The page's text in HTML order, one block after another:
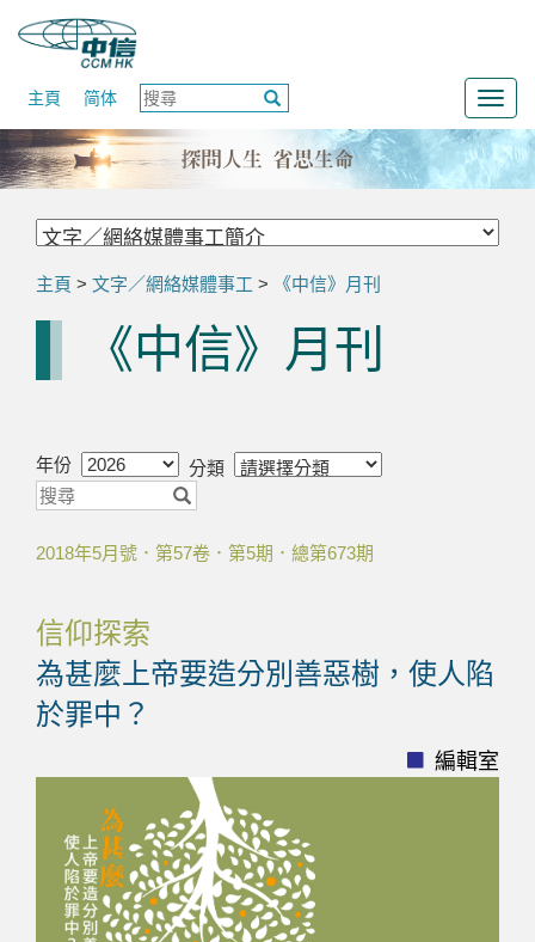
主頁 简体
主頁 > 文字／網絡媒體事工 > 《中信》月刊
《中信》月刊
年份 分類
2018年5月號．第57卷．第5期．總第673期
信仰探索
為甚麼上帝要造分別善惡樹，使人陷
於罪中？
編輯室